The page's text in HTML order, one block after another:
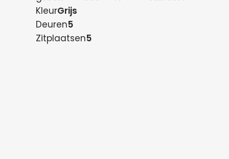
KleurGrijs
Deuren5
Zitplaatsen5